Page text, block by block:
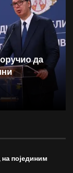
да
појединим